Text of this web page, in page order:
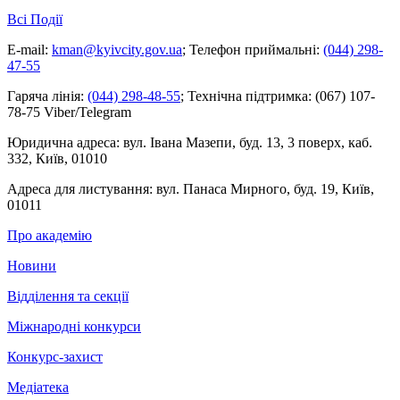
Всі Події
E-mail: kman@kyivcity.gov.ua; Телефон приймальні: (044) 298-
47-55
Гаряча лінія: (044) 298-48-55; Технічна підтримка: (067) 107-
78-75 Viber/Telegram
Юридична адреса: вул. Івана Мазепи, буд. 13, 3 поверх, каб.
332, Київ, 01010
Адреса для листування: вул. Панаса Мирного, буд. 19, Київ,
01011
Про академію
Новини
Відділення та секції
Міжнародні конкурси
Конкурс-захист
Медіатека